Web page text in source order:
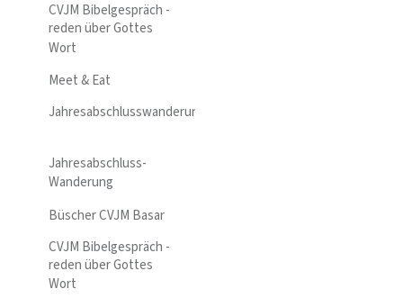
CVJM Bibelgespräch -
reden über Gottes
Wort
Meet & Eat
Jahresabschlusswanderung
Jahresabschluss-
Wanderung
Büscher CVJM Basar
CVJM Bibelgespräch -
reden über Gottes
Wort